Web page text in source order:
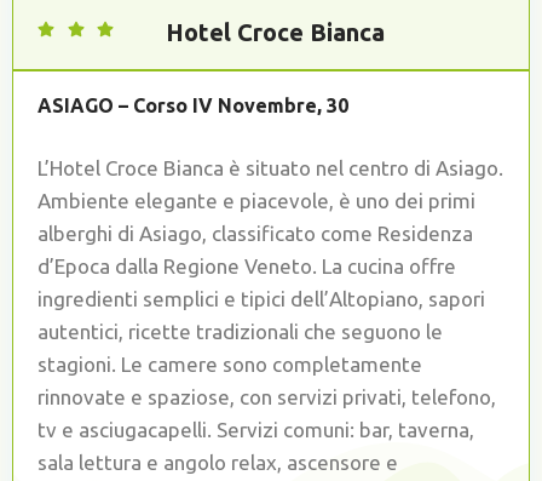
Hotel Croce Bianca
ASIAGO – Corso IV Novembre, 30
L’Hotel Croce Bianca è situato nel centro di Asiago.
Ambiente elegante e piacevole, è uno dei primi
alberghi di Asiago, classificato come Residenza
d’Epoca dalla Regione Veneto. La cucina offre
ingredienti semplici e tipici dell’Altopiano, sapori
autentici, ricette tradizionali che seguono le
stagioni. Le camere sono completamente
rinnovate e spaziose, con servizi privati, telefono,
tv e asciugacapelli. Servizi comuni: bar, taverna,
sala lettura e angolo relax, ascensore e